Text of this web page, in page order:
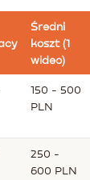
Średni
koszt (1
wideo)
150 - 500
PLN
250 -
600 PLN